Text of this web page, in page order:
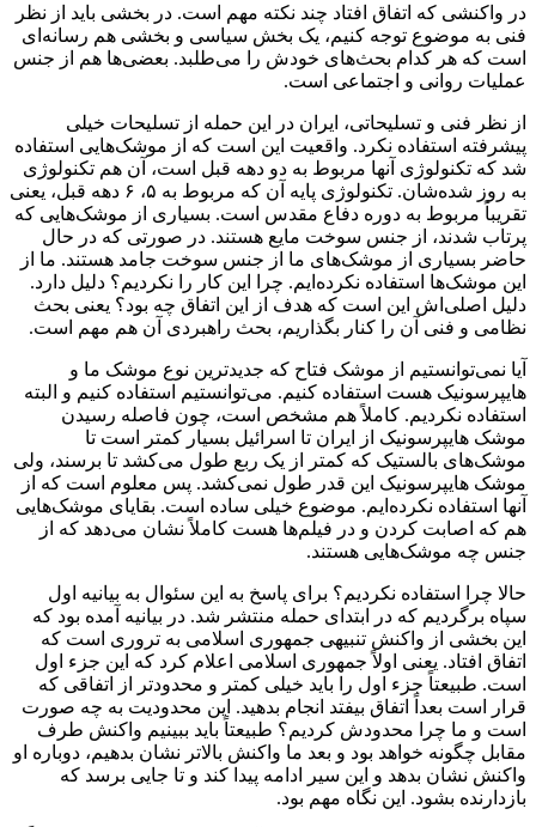
در واکنشی که اتفاق افتاد چند نکته مهم است. در بخشی باید از نظر
فنی به موضوع توجه کنیم، یک بخش سیاسی و بخشی هم رسانه‌ای
است که هر کدام بحث‌های خودش را می‌طلبد. بعضی‌ها هم از جنس
عملیات روانی و اجتماعی است.
از نظر فنی و تسلیحاتی، ایران در این حمله از تسلیحات خیلی
پیشرفته استفاده نکرد. واقعیت این است که از موشک‌هایی استفاده
شد که تکنولوژی آنها مربوط به دو دهه قبل است، آن هم تکنولوژی
به روز شده‌شان. تکنولوژی پایه آن که مربوط به ۵، ۶ دهه قبل، یعنی
تقریباً مربوط به دوره دفاع مقدس است. بسیاری از موشک‌هایی که
پرتاب شدند، از جنس سوخت مایع هستند. در صورتی که در حال
حاضر بسیاری از موشک‌های ما از جنس سوخت جامد هستند. ما از
این موشک‌ها استفاده نکرده‌ایم. چرا این کار را نکردیم؟ دلیل دارد.
دلیل اصلی‌اش این است که هدف از این اتفاق چه بود؟ یعنی بحث
نظامی و فنی آن را کنار بگذاریم، بحث راهبردی آن هم مهم است.
آیا نمی‌توانستیم از موشک فتاح که جدیدترین نوع موشک ما و
هایپرسونیک هست استفاده کنیم. می‌توانستیم استفاده کنیم و البته
استفاده نکردیم. کاملاً هم مشخص است، چون فاصله رسیدن
موشک هایپرسونیک از ایران تا اسرائیل بسیار کمتر است تا
موشک‌های بالستیک که کمتر از یک ربع طول می‌کشد تا برسند، ولی
موشک هایپرسونیک این قدر طول نمی‌کشد. پس معلوم است که از
آنها استفاده نکرده‌ایم. موضوع خیلی ساده است. بقایای موشک‌هایی
هم که اصابت کردن و در فیلم‌ها هست کاملاً نشان می‌دهد که از
جنس چه موشک‌هایی هستند.
حالا چرا استفاده نکردیم؟ برای پاسخ به این سئوال به بیانیه اول
سپاه برگردیم که در ابتدای حمله منتشر شد. در بیانیه آمده بود که
این بخشی از واکنش تنبیهی جمهوری اسلامی به تروری است که
اتفاق افتاد. یعنی اولاً جمهوری اسلامی اعلام کرد که این جزء اول
است. طبیعتاً جزء اول را باید خیلی کمتر و محدودتر از اتفاقی که
قرار است بعداً اتفاق بیفتد انجام بدهید. این محدودیت به چه صورت
است و ما چرا محدودش کردیم؟ طبیعتاً باید ببینیم واکنش طرف
مقابل چگونه خواهد بود و بعد ما واکنش بالاتر نشان بدهیم، دوباره او
واکنش نشان بدهد و این سیر ادامه پیدا کند و تا جایی برسد که
بازدارنده بشود. این نگاه مهم بود.